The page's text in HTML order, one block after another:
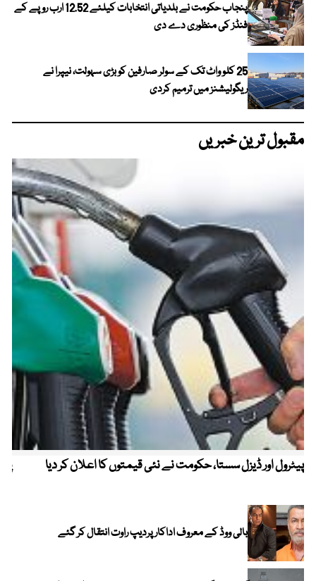
پنجاب حکومت نے بلدیاتی انتخابات کیلئے 12.52 ارب روپے کے
فنڈز کی منظوری دے دی
25 کلو واٹ تک کے سولر صارفین کو بڑی سہولت، نیپرا نے
ریگولیشنز میں ترمیم کردی
مقبول ترین خبریں
پیٹرول اور ڈیزل سستا، حکومت نے نئی قیمتوں کا اعلان کر دیا
بالی ووڈ کے معروف اداکار پردیپ راوت انتقال کر گئے